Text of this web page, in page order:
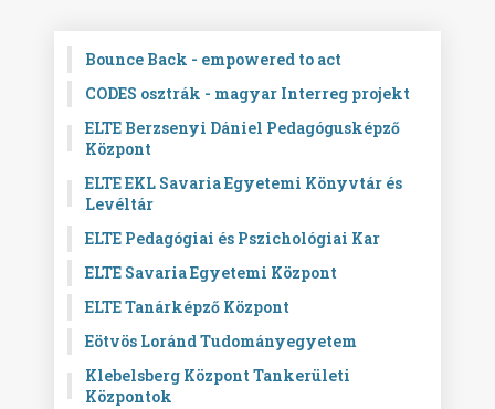
Bounce Back - empowered to act
CODES osztrák - magyar Interreg projekt
ELTE Berzsenyi Dániel Pedagógusképző
Központ
ELTE EKL Savaria Egyetemi Könyvtár és
Levéltár
ELTE Pedagógiai és Pszichológiai Kar
ELTE Savaria Egyetemi Központ
ELTE Tanárképző Központ
Eötvös Loránd Tudományegyetem
Klebelsberg Központ Tankerületi
Központok